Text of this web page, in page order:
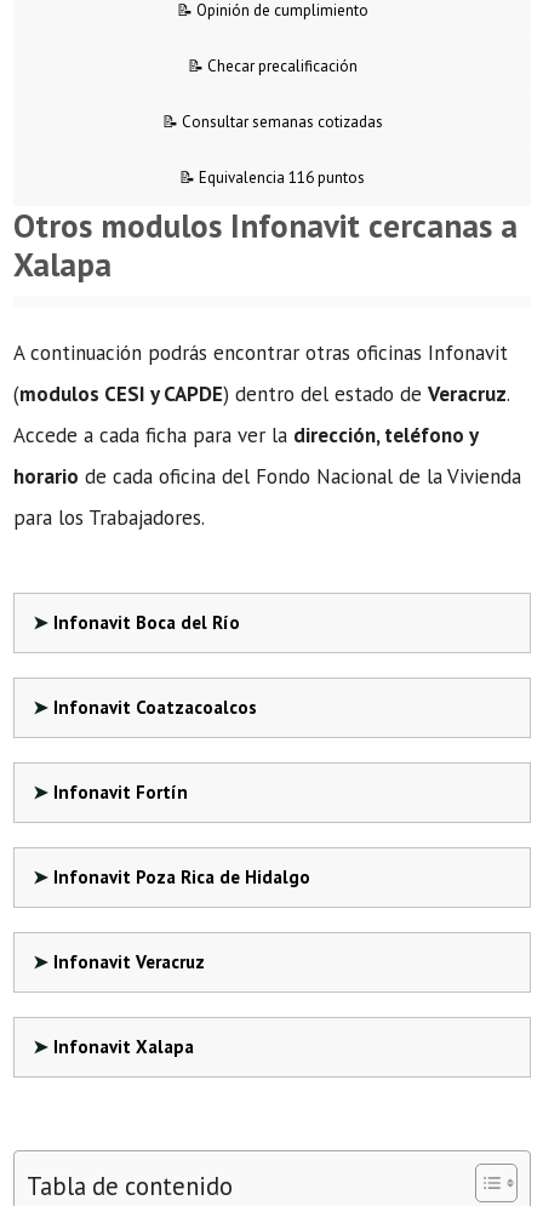
📝 Opinión de cumplimiento
📝 Checar precalificación
📝 Consultar semanas cotizadas
📝 Equivalencia 116 puntos
Otros modulos Infonavit cercanas a
Xalapa
A continuación podrás encontrar otras oficinas Infonavit
(modulos CESI y CAPDE) dentro del estado de Veracruz.
Accede a cada ficha para ver la dirección, teléfono y
horario de cada oficina del Fondo Nacional de la Vivienda
para los Trabajadores.
Infonavit Boca del Río
Infonavit Coatzacoalcos
Infonavit Fortín
Infonavit Poza Rica de Hidalgo
Infonavit Veracruz
Infonavit Xalapa
Tabla de contenido